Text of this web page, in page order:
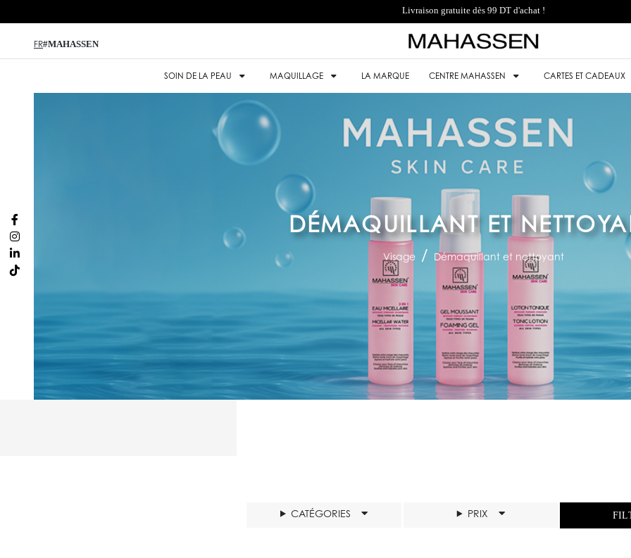
Livraison gratuite dès 99 DT d'achat !
FR#MAHASSEN
SOIN DE LA PEAU MAQUILLAGE LA MARQUE CENTRE MAHASSEN CARTES ET CADEAUX
DÉMAQUILLANT ET
Visage Démaquillant et nettoyant
CATÉGORIES PRIX